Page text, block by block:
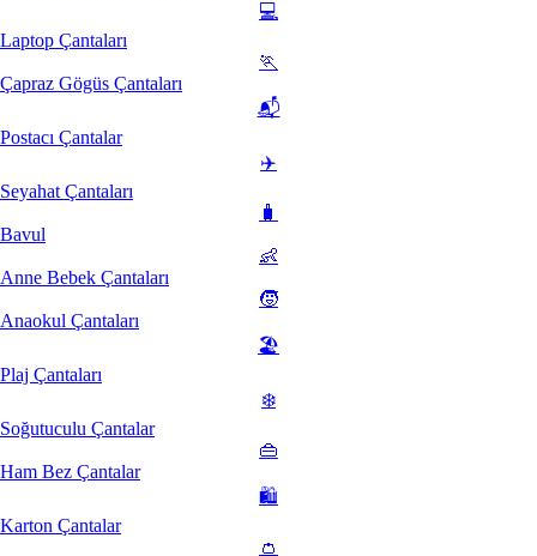
💻
Laptop Çantaları
🏃
Çapraz Gögüs Çantaları
📬
Postacı Çantalar
✈️
Seyahat Çantaları
🧳
Bavul
👶
Anne Bebek Çantaları
🧒
Anaokul Çantaları
🏖️
Plaj Çantaları
❄️
Soğutuculu Çantalar
👜
Ham Bez Çantalar
🛍️
Karton Çantalar
👛